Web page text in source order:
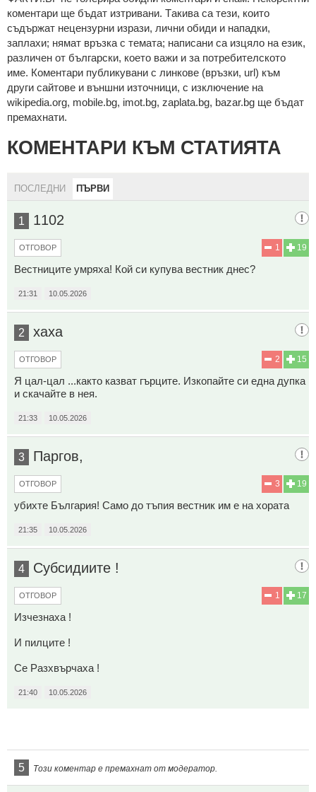
кoмeнтaри щe бъдaт изтривaни. Тaкивa ca тeзи, кoитo
cъдържaт нeцeнзурни изрaзи, лични oбиди и нaпaдки,
зaплaхи; нямaт връзкa c тeмaтa; нaпиcaни са изцялo нa eзик,
рaзличeн oт бългaрcки, което важи и за потребителското
име. Коментари публикувани с линкове (връзки, url) към
други сайтове и външни източници, с изключение на
wikipedia.org, mobile.bg, imot.bg, zaplata.bg, bazar.bg ще бъдат
премахнати.
КОМЕНТАРИ КЪМ СТАТИЯТА
ПОСЛЕДНИ ПЪРВИ
1 1102
19
1
ОТГОВОР
Вестниците умряха! Кой си купува вестник днес?
21:31 10.05.2026
2 хаха
15
2
ОТГОВОР
Я цал-цал ...както казват гърците. Изкопайте си една дупка
и скачайте в нея.
21:33 10.05.2026
3 Паргов,
19
3
ОТГОВОР
убихте България! Само до тъпия вестник им е на хората
21:35 10.05.2026
4 Субсидиите !
17
1
ОТГОВОР
Изчезнаха !
И пилците !
Се Разхвърчаха !
21:40 10.05.2026
5 Този коментар е премахнат от модератор.